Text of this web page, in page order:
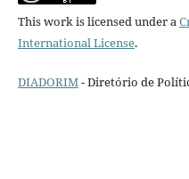
This work is licensed under a
International License.
DIADORIM- Diretório de